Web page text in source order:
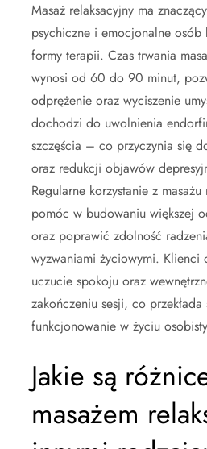
Masaż relaksacyjny ma
psychiczne i emocjonalne osób
formy terapii. Czas trwania
wynosi od 60 do 90 minut,
odprężenie oraz wyciszenie
dochodzi do uwolnienia
szczęścia – co przyczynia się
oraz redukcji objawów
Regularne korzystanie z
pomóc w budowaniu większej
oraz poprawić zdolność
wyzwaniami życiowymi. Klienci
uczucie spokoju oraz
zakończeniu sesji, co
funkcjonowanie w życiu
Jakie są
masażem